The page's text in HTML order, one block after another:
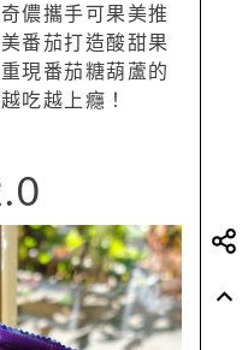
儂攜手可果美推
番茄打造酸甜果
現番茄糖葫蘆的
吃越上癮！